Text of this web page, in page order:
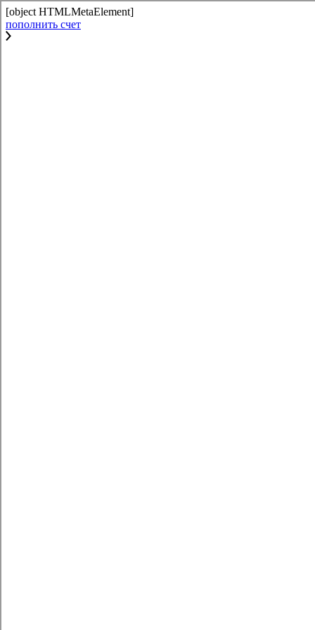
[object HTMLMetaElement]
пополнить счет